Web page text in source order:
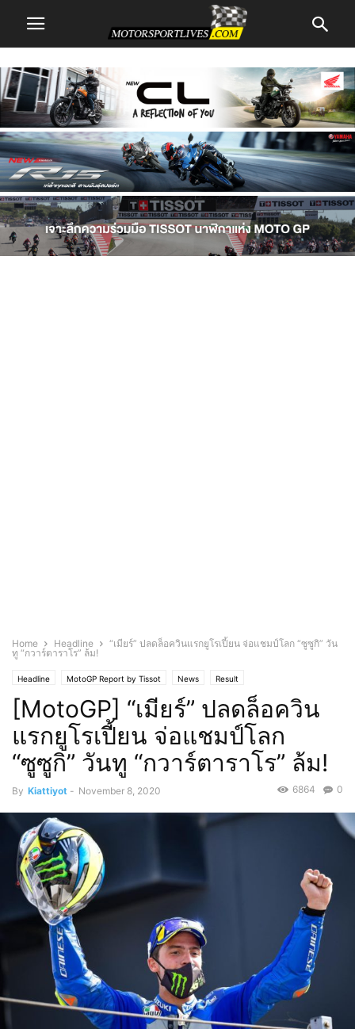
Home Headline
“เมียร์” ปลดล็อควินแรกยูโรเปี้ยน จ่อแชมป์โลก “ซูซูกิ” วัน
ทู “กวาร์ตาราโร” ล้ม!
Headline MotoGP Report by Tissot News Result
[MotoGP] “เมียร์” ปลดล็อควิน
แรกยูโรเปี้ยน จ่อแชมป์โลก
“ซูซูกิ” วันทู “กวาร์ตาราโร” ล้ม!
By Kiattiyot - November 8, 2020 0
6864